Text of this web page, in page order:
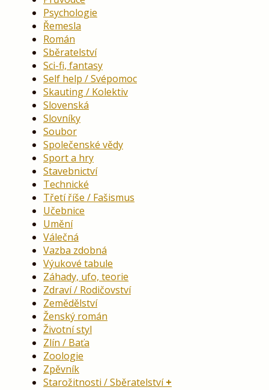
Psychologie
Řemesla
Román
Sběratelství
Sci-fi, fantasy
Self help / Svépomoc
Skauting / Kolektiv
Slovenská
Slovníky
Soubor
Společenské vědy
Sport a hry
Stavebnictví
Technické
Třetí říše / Fašismus
Učebnice
Umění
Válečná
Vazba zdobná
Výukové tabule
Záhady, ufo, teorie
Zdraví / Rodičovství
Zemědělství
Ženský román
Životní styl
Zlín / Baťa
Zoologie
Zpěvník
Starožitnosti / Sběratelství